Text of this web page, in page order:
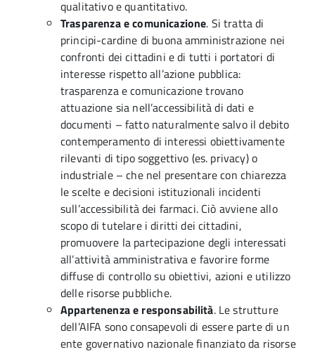
qualitativo e quantitativo.
Trasparenza e comunicazione. Si tratta di
principi-cardine di buona amministrazione nei
confronti dei cittadini e di tutti i portatori di
interesse rispetto all’azione pubblica:
trasparenza e comunicazione trovano
attuazione sia nell’accessibilità di dati e
documenti – fatto naturalmente salvo il debito
contemperamento di interessi obiettivamente
rilevanti di tipo soggettivo (es. privacy) o
industriale – che nel presentare con chiarezza
le scelte e decisioni istituzionali incidenti
sull’accessibilità dei farmaci. Ciò avviene allo
scopo di tutelare i diritti dei cittadini,
promuovere la partecipazione degli interessati
all’attività amministrativa e favorire forme
diffuse di controllo su obiettivi, azioni e utilizzo
delle risorse pubbliche.
Appartenenza e responsabilità. Le strutture
dell’AIFA sono consapevoli di essere parte di un
ente governativo nazionale finanziato da risorse